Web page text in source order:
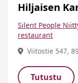
Hiljaisen
Silent People
restaurant
Viitostie 547,
Tutustu